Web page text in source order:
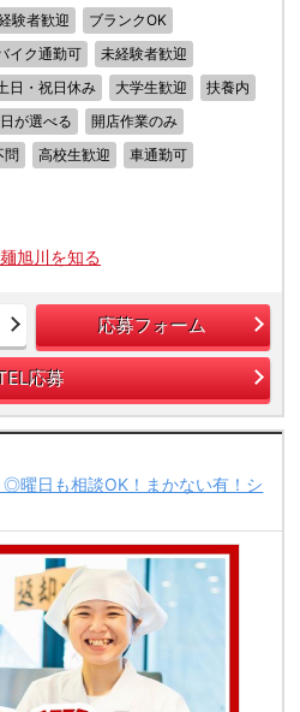
験者歓迎
ブランクOK
イク通勤可
未経験者歓迎
日・祝日休み 大学生歓迎
扶養内
が選べる
開店作業のみ
問 高校生歓迎
車通勤可
旭川を知る
応募フォーム
応募
◎曜日も相談OK！まかない有！シ